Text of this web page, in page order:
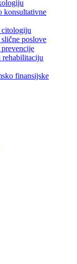
konsultativne
citologiju
poslove
rehabilitaciju
finansijske